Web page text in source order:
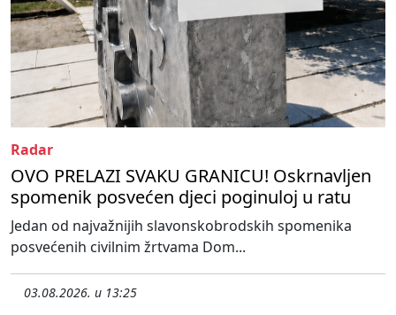
Radar
OVO PRELAZI SVAKU GRANICU! Oskrnavljen
spomenik posvećen djeci poginuloj u ratu
Jedan od najvažnijih slavonskobrodskih spomenika
posvećenih civilnim žrtvama Dom...
03.08.2026. u 13:25